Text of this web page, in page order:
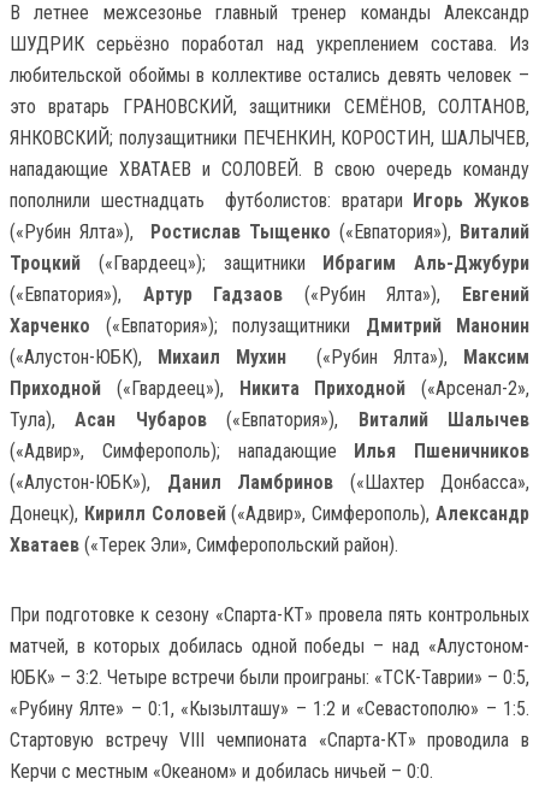
В летнее межсезонье главный тренер команды Александр
ШУДРИК серьёзно поработал над укреплением состава. Из
любительской обоймы в коллективе остались девять человек –
это вратарь ГРАНОВСКИЙ, защитники СЕМЁНОВ, СОЛТАНОВ,
ЯНКОВСКИЙ; полузащитники ПЕЧЕНКИН, КОРОСТИН, ШАЛЫЧЕВ,
нападающие ХВАТАЕВ и СОЛОВЕЙ. В свою очередь команду
пополнили шестнадцать футболистов: вратари
Игорь Жуков
(«Рубин Ялта»),
Ростислав Тыщенко («Евпатория»), Виталий
Троцкий («Гвардеец»); защитники
Ибрагим Аль-Джубури
(«Евпатория»), Артур Гадзаов («Рубин Ялта»),
Евгений
Харченко («Евпатория»); полузащитники Дмитрий Манонин
(«Алустон-ЮБК),
Михаил Мухин(«Рубин Ялта»),
Максим
Приходной («Гвардеец»), Никита Приходной («Арсенал-2»,
Тула),Асан Чубаров(«Евпатория»),
Виталий Шалычев
(«Адвир», Симферополь); нападающие
Илья Пшеничников
(«Алустон-ЮБК»), Данил Ламбринов («Шахтер Донбасса»,
Донецк), Кирилл Соловей(«Адвир», Симферополь),Александр
Хватаев («Терек Эли», Симферопольский район).
При подготовке к сезону «Спарта-КТ» провела пять контрольных
матчей, в которых добилась одной победы – над «Алустоном-
ЮБК» – 3:2. Четыре встречи были проиграны: «ТСК-Таврии» – 0:5,
«Рубину Ялте» – 0:1, «Кызылташу» – 1:2 и «Севастополю» – 1:5.
Стартовую встречу VIII чемпионата «Спарта-КТ» проводила в
Керчи с местным «Океаном» и добилась ничьей – 0:0.